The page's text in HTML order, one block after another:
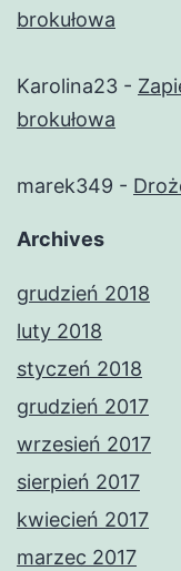
brokułowa
Karolina23 -
brokułowa
marek349 -
Archives
grudzień 2018
luty 2018
styczeń 2018
grudzień 2017
wrzesień 2017
sierpień 2017
kwiecień 2017
marzec 2017